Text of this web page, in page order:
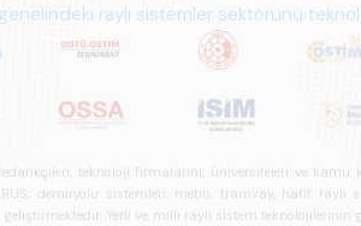
raylı sistemler sektörünü
bir referans çalışmasıdır.
teknoloji firmalarını, üniversiteleri ve
demiryolu sistemleri, metro, tramvay, hafif raylı
Yerli ve milli raylı sistem